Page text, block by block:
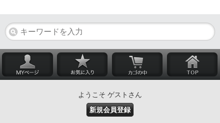
ようこそ ゲストさん
新規会員登録